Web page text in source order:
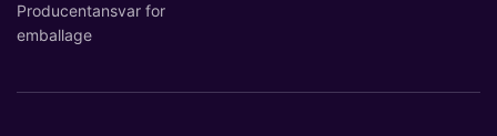
Producentansvar for
emballage